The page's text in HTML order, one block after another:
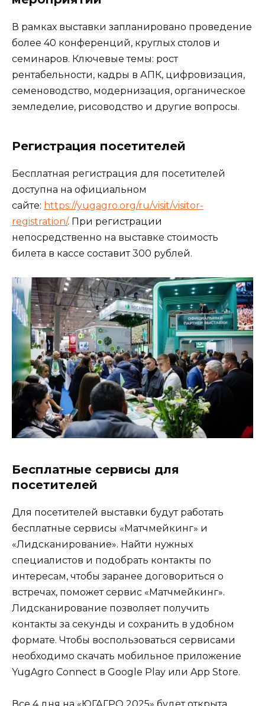
В рамках выставки запланировано проведение
более 40 конференций, круглых столов и
семинаров. Ключевые темы: рост
рентабельности, кадры в АПК, цифровизация,
семеноводство, модернизация, органическое
земледелие, рисоводство и другие вопросы.
Регистрация посетителей
Бесплатная регистрация для посетителей
доступна на официальном
сайте: https://yugagro.org/ru/visit/visitor-
registration/. При регистрации
непосредственно на выставке стоимость
билета в кассе составит 300 рублей.
Бесплатные сервисы для
посетителей
Для посетителей выставки будут работать
бесплатные сервисы «Матчмейкинг» и
«Лидсканирование». Найти нужных
специалистов и подобрать контакты по
интересам, чтобы заранее договориться о
встречах, поможет сервис «Матчмейкинг».
Лидсканирование позволяет получить
контакты за секунды и сохранить в удобном
формате. Чтобы воспользоваться сервисами
необходимо скачать мобильное приложение
YugAgro Connect в Google Play или App Store.